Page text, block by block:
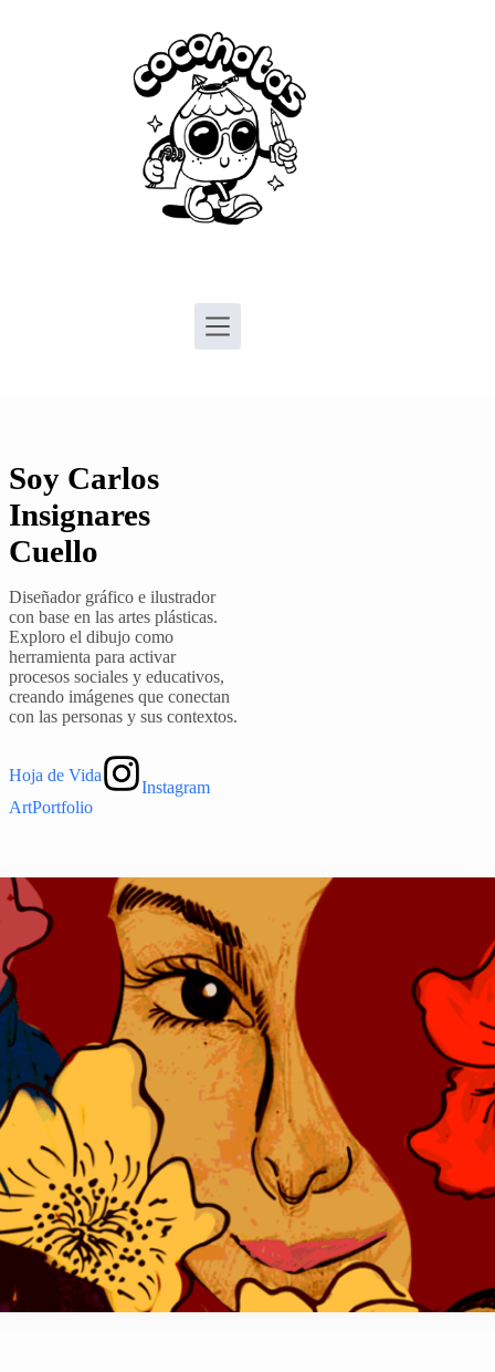
Soy Carlos
Insignares
Cuello
Diseñador gráfico e ilustrador
con base en las artes plásticas.
Exploro el dibujo como
herramienta para activar
procesos sociales y educativos,
creando imágenes que conectan
con las personas y sus contextos.
Hoja de Vida
Instagram
ArtPortfolio